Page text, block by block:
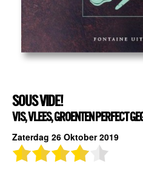
SOUS VIDE!
VIS, VLEES, GROENTEN PERFECT
Zaterdag 26 Oktober 2019